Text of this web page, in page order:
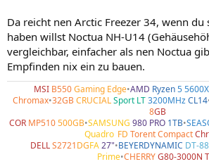
Da reicht nen Arctic Freezer 34, wenn du
haben willst Noctua NH-U14
vergleichbar, einfacher als nen Noctua
Empfinden nix ein zu bauen.
MSI B550Gaming Edge•AMD Ryzen5 5600X
Chromax•32GBCRUCIALSport LT3200MHzCL14
8GB
COR MP510 500GB•SAMSUNG 980 PRO 1TB•
Quadro FD Torent Compact
DELL S2721DGFA 27"•BEYERDYNAMIC DT-
Prime•CHERRY G80-3000N